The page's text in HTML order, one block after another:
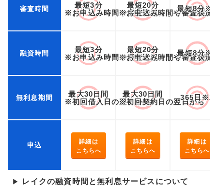
審査時間 最短3分
※お申込み時間や審査状況によりご希望に
最短20分
※お申込み時間や審査状況
最短8分※1
融資時間 最短3分
※お申込み時間や審査状況によりご希望に
最短20分
※お申込み時間や審査状況
最短8分※1
無利息期間 最大30日間
※初回借入日の翌日から
最大30日間
※初回契約日の翌日から
365日※2
申込
詳細は
こちらへ
詳細は
こちらへ
詳細は
こちらへ
▶ レイクの融資時間と無利息サービスについて